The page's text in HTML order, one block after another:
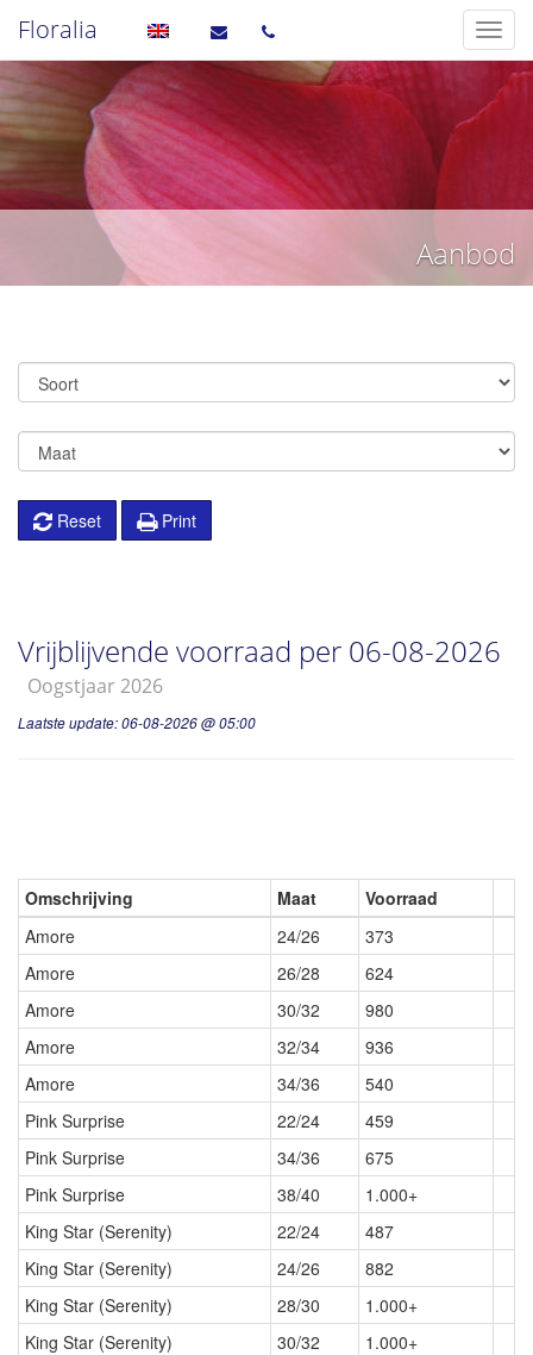
Floralia
Aanbod
Reset Print
Vrijblijvende voorraad per 06-08-2026
Oogstjaar 2026
Laatste update: 06-08-2026 @ 05:00
Omschrijving Maat
Voorraad
Amore
24/26
373
Amore
26/28
624
Amore
30/32
980
Amore
32/34
936
Amore
34/36
540
Pink Surprise
22/24
459
Pink Surprise
34/36
675
Pink Surprise
38/40
1.000+
King Star (Serenity)
22/24
487
King Star (Serenity)
24/26
882
King Star (Serenity)
28/30
1.000+
King Star (Serenity)
30/32
1.000+